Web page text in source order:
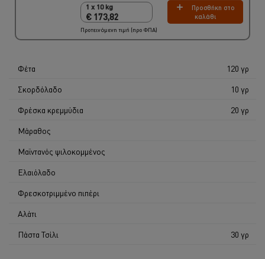
1 x 10 kg
€ 173,82
1 x 10 kg
€ 173,82
Προσθήκη στο
καλάθι
Προτεινόμενη τιμή (προ ΦΠΑ)
Φέτα
120 γρ
Σκορδόλαδο
10 γρ
Φρέσκα κρεμμύδια
20 γρ
Μάραθος
Μαϊντανός ψιλοκομμένος
Ελαιόλαδο
Φρεσκοτριμμένο πιπέρι
Αλάτι
Πάστα Τσίλι
30 γρ